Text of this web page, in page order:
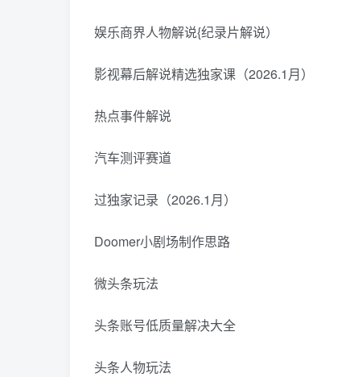
娱乐商界人物解说{纪录片解说）
影视幕后解说精选独家课（2026.1月）
热点事件解说
汽车测评赛道
过独家记录（2026.1月）
Doomer小剧场制作思路
微头条玩法
头条账号低质量解决大全
头条人物玩法